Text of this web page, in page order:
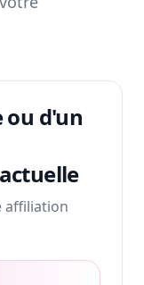
ou d'un
affiliation